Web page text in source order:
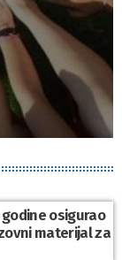
godine osigurao
materijal za